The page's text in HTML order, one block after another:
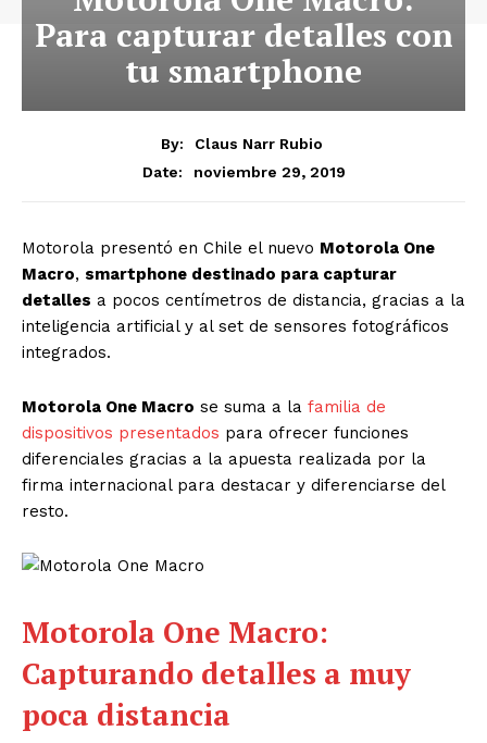
Para capturar detalles con
tu smartphone
By:
Claus Narr Rubio
Date:
noviembre 29, 2019
Motorola presentó en Chile el nuevo Motorola One
Macro, smartphone destinado para capturar
detalles a pocos centímetros de distancia, gracias a la
inteligencia artificial y al set de sensores fotográficos
integrados.
Motorola One Macro se suma a la familia de
dispositivos presentados para ofrecer funciones
diferenciales gracias a la apuesta realizada por la
firma internacional para destacar y diferenciarse del
resto.
Motorola One Macro:
Capturando detalles a muy
poca distancia